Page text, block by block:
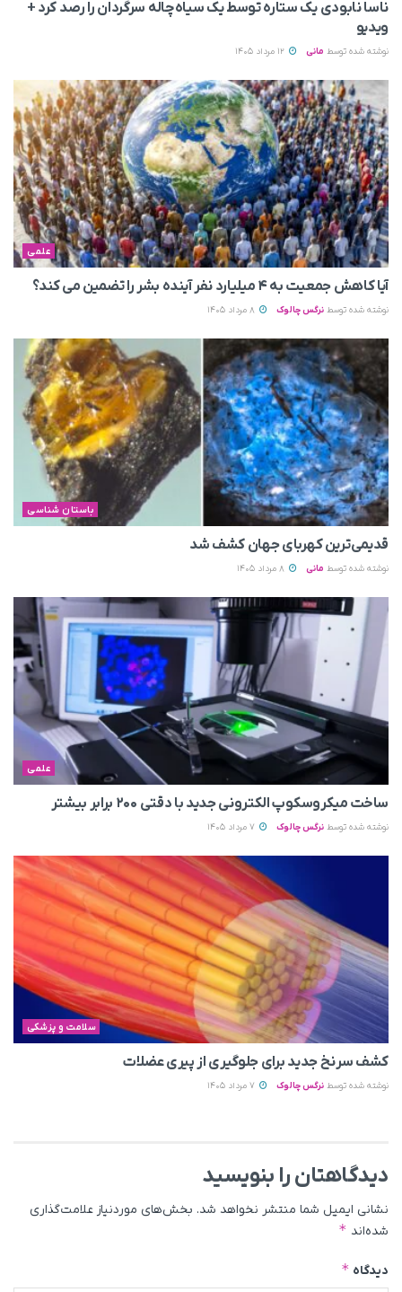
ناسا نابودی یک ستاره توسط یک سیاه‌چاله سرگردان را رصد کرد +
ویدیو
نوشته شده توسط مانی
علمی
آیا کاهش جمعیت به ۴ میلیارد نفر آینده بشر را تضمین می‌ کند؟
نوشته شده توسط نرگس چالوک
باستان شناسی
قدیمی‌ترین کهربای جهان کشف شد
نوشته شده توسط مانی
علمی
ساخت میکروسکوپ الکترونی جدید با دقتی ۲۰۰ برابر بیشتر
نوشته شده توسط نرگس چالوک
سلامت و پزشکی
کشف سرنخ جدید برای جلوگیری از پیری عضلات
نوشته شده توسط نرگس چالوک
دیدگاهتان را بنویسید
نشانی ایمیل شما منتشر نخواهد شد. بخش‌های موردنیاز علامت‌گذاری
شده‌اند *
دیدگاه *